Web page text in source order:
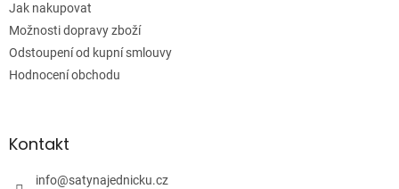
Jak nakupovat
Možnosti dopravy zboží
Odstoupení od kupní smlouvy
Hodnocení obchodu
Kontakt
info@satynajednicku.cz